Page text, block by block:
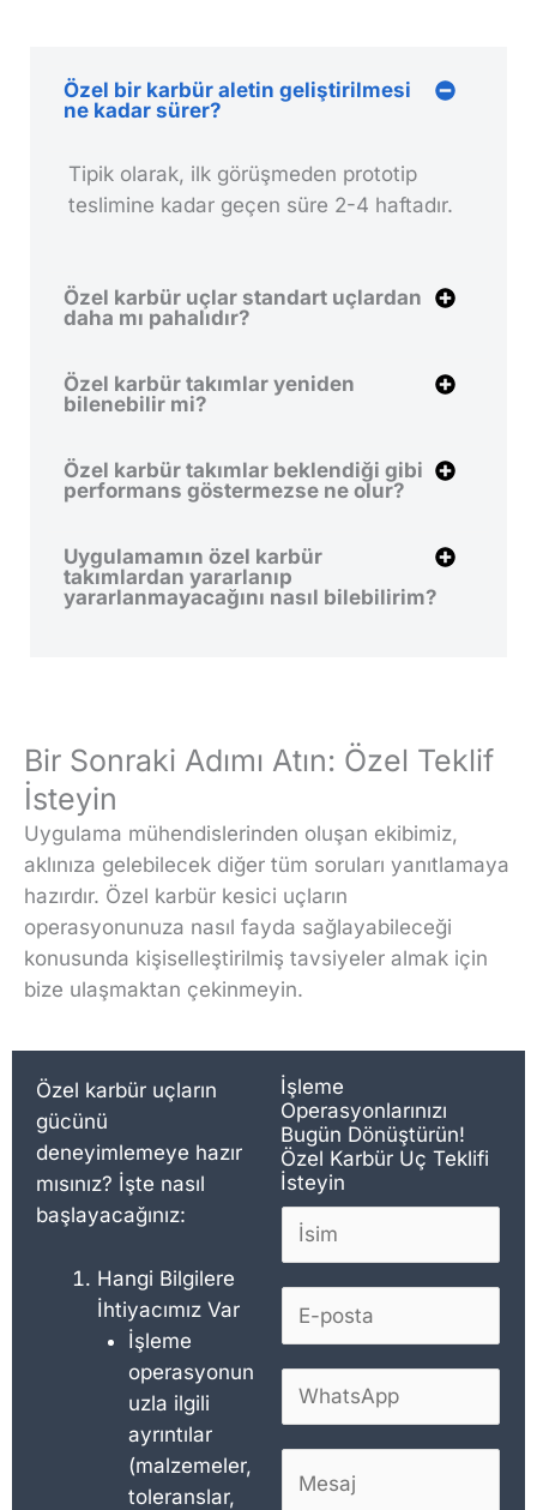
Özel bir karbür aletin geliştirilmesi
ne kadar sürer?
Tipik olarak, ilk görüşmeden prototip
teslimine kadar geçen süre 2-4 haftadır.
Özel karbür uçlar standart uçlardan
daha mı pahalıdır?
Özel karbür takımlar yeniden
bilenebilir mi?
Özel karbür takımlar beklendiği gibi
performans göstermezse ne olur?
Uygulamamın özel karbür
takımlardan yararlanıp
yararlanmayacağını nasıl bilebilirim?
Bir Sonraki Adımı Atın: Özel Teklif
İsteyin
Uygulama mühendislerinden oluşan ekibimiz,
aklınıza gelebilecek diğer tüm soruları yanıtlamaya
hazırdır. Özel karbür kesici uçların
operasyonunuza nasıl fayda sağlayabileceği
konusunda kişiselleştirilmiş tavsiyeler almak için
bize ulaşmaktan çekinmeyin.
Özel karbür uçların
gücünü
deneyimlemeye hazır
mısınız? İşte nasıl
başlayacağınız:
Hangi Bilgilere
İhtiyacımız Var
İşleme
operasyonun
uzla ilgili
ayrıntılar
(malzemeler,
toleranslar,
İşleme
Operasyonlarınızı
Bugün Dönüştürün!
Özel Karbür Uç Teklifi
İsteyin
i
*
p
s
t
W
a